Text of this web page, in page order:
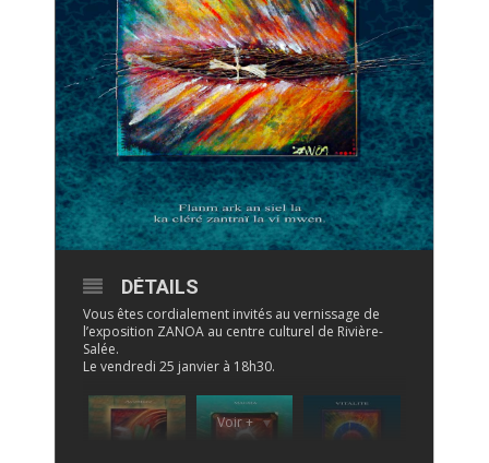
Voir +
DÉTAILS
Vous êtes cordialement invités au vernissage de
l’exposition ZANOA au centre culturel de Rivière-
Salée.
Le vendredi 25 janvier à 18h30.